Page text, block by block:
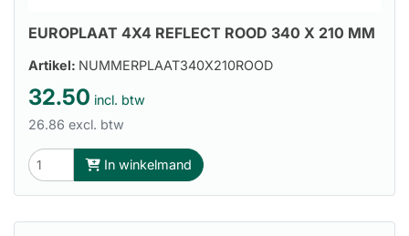
EUROPLAAT 4X4 REFLECT ROOD 340 X 210 MM
Artikel: NUMMERPLAAT340X210ROOD
32.50 incl. btw
26.86 excl. btw
In winkelmand